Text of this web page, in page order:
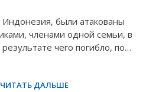
были атакованы
членами одной семьи, в
чего погибло, по…